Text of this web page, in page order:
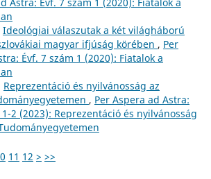
Ideológiai válaszutak a két világháború
magyar ifjúság körében , Per
Évf. 7 szám 1 (2020): Fiatalok a
Reprezentáció és nyilvánosság az
, Per Aspera ad Astra:
1-2 (2023): Reprezentáció és nyilvánosság
11 12 > >>